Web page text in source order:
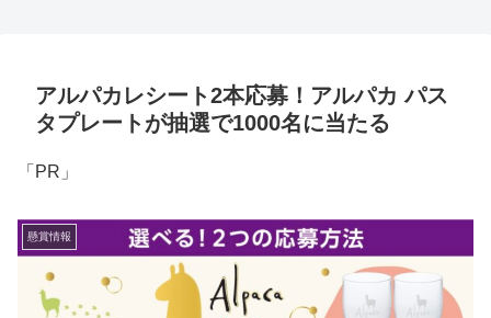
アルパカレシート2本応募！アルパカ パス
タプレートが抽選で1000名に当たる
「PR」
懸賞情報